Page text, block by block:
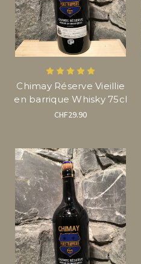
Chimay Réserve Vieillie
en barrique Whisky 75cl
CHF29.90